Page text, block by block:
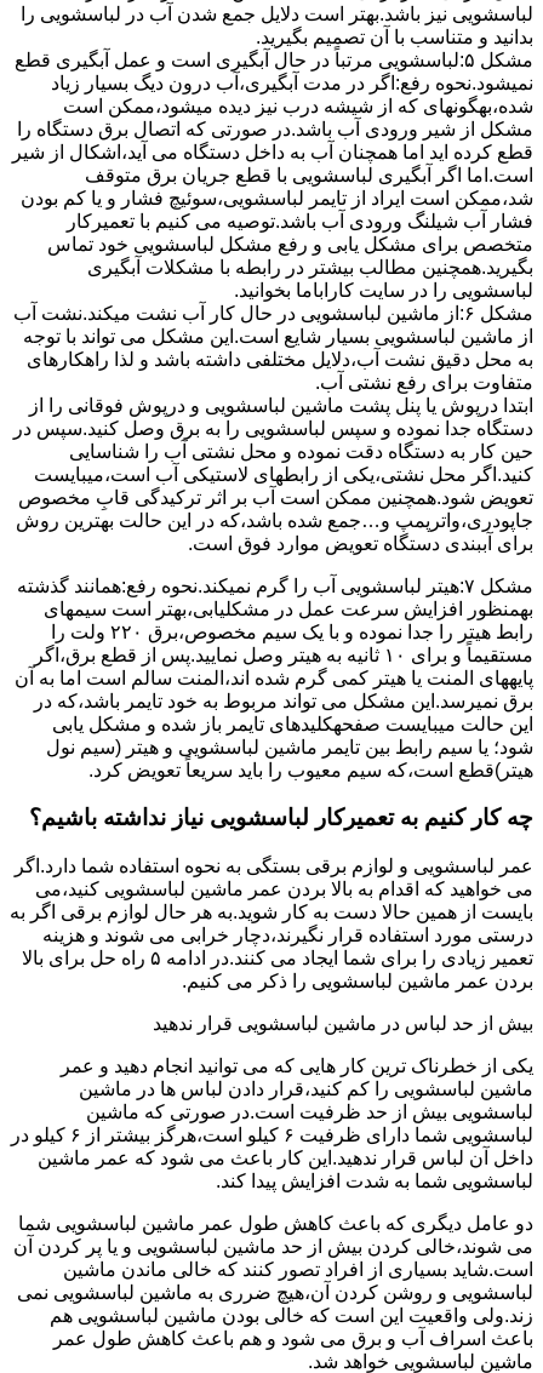
لباسشویی نیز باشد.بهتر است دلایل جمع شدن آب در لباسشویی را
بدانید و متناسب با آن تصمیم بگیرید.
مشکل ۵:لباسشویی مرتباً در ﺣﺎل آﺑﮕﯿﺮی اﺳﺖ و ﻋﻤﻞ آﺑﮕﯿﺮی ﻗﻄﻊ
نمیشود.نحوه رﻓﻊ:اﮔﺮ در ﻣﺪت آﺑﮕﯿﺮی،آب درون دﯾﮓ ﺑﺴﯿﺎر زﯾﺎد
ﺷﺪه،بهگونهای ﮐﻪ از ﺷﯿﺸﻪ درب ﻧﯿﺰ دﯾﺪه میشود،ممکن است
مشکل از شیر ورودی آب باشد.در صورتی که اتصال برق دستگاه را
قطع کرده اید اما همچنان آب به داخل دستگاه می آید،اشکال از شیر
است.اما اگر آبگیری لباسشویی با قطع جریان برق متوقف
شد،ممکن است ایراد از تایمر لباسشویی،سوئیچ فشار و یا کم بودن
فشار آب شیلنگ ورودی آب باشد.توصیه می کنیم با تعمیرکار
متخصص برای مشکل یابی و رفع مشکل لباسشویی خود تماس
بگیرید.همچنین مطالب بیشتر در رابطه با مشکلات آبگیری
لباسشویی را در سایت کاراباما بخوانید.
مشکل ۶:از ﻣﺎﺷﯿﻦ لباسشویی در ﺣﺎل ﮐﺎر آب ﻧﺸﺖ میکند.نشت آب
از ماشین لباسشویی بسیار شایع است.این مشکل می تواند با توجه
به محل دقیق نشت آب،دلایل مختلفی داشته باشد و لذا راهکارهای
متفاوت برای رفع نشتی آب.
ابتدا درپوش یا پنل ﭘﺸﺖ ﻣﺎﺷﯿﻦ لباسشویی و درپوش ﻓﻮﻗﺎﻧﯽ را از
دستگاه ﺟﺪا ﻧﻤﻮده و ﺳﭙﺲ لباسشویی را ﺑﻪ ﺑﺮق وصل ﮐﻨﯿﺪ.سپس در
حین کار به دستگاه دقت نموده و ﻣﺤﻞ نشتی آب را ﺷﻨﺎﺳﺎﯾﯽ
کنید.اﮔﺮ ﻣﺤﻞ نشتی،ﯾﮑﯽ از رابطهای ﻻﺳﺘﯿﮑﯽ آب اﺳﺖ،میبایست
ﺗﻌﻮﯾﺾ شود.همچنین ﻣﻤﮑﻦ اﺳﺖ آب بر اثر ﺗﺮﮐﯿﺪﮔﯽ قابِ ﻣﺨﺼﻮص
ﺟﺎﭘﻮدری،واترپمپ و…جمع شده ﺑﺎﺷﺪ،ﮐﻪ در این حالت بهترین روش
برای آببندی دستگاه ﺗﻌﻮﯾﺾ ﻣﻮارد ﻓﻮق اﺳﺖ.
مشکل ۷:ﻫﯿﺘﺮ لباسشویی آب را ﮔﺮم نمیکند.نحوه رﻓﻊ:ﻫﻤﺎﻧﻨﺪ ﮔﺬﺷﺘﻪ
بهمنظور اﻓﺰاﯾﺶ ﺳﺮﻋﺖ ﻋﻤﻞ در مشکلیابی،بهتر است سیمهای
راﺑﻂ ﻫﯿﺘﺮ را ﺟﺪا ﻧﻤﻮده و ﺑﺎ ﯾﮏ ﺳﯿﻢ ﻣﺨﺼﻮص،برق ۲۲۰ ولت را
مستقیماً و برای ۱۰ ﺛﺎﻧﯿﻪ ﺑﻪ ﻫﯿﺘﺮ وصل نمایید.ﭘﺲ از ﻗﻄﻊ ﺑﺮق،اﮔﺮ
پایههای اﻟﻤﻨﺖ یا هیتر کمی ﮔﺮم ﺷﺪه اند،اﻟﻤﻨﺖ ﺳﺎﻟﻢ است اما ﺑﻪ آن
ﺑﺮق نمیرسد.اﯾﻦ ﻣﺸﮑﻞ می تواند مربوط به ﺧﻮد ﺗﺎﯾﻤﺮ باشد،ﮐﻪ در
این حالت میبایست صفحهکلیدهای ﺗﺎﯾﻤﺮ باز شده و مشکل یابی
شود؛ ﯾﺎ ﺳﯿﻢ راﺑﻂ ﺑﯿﻦ ﺗﺎﯾﻤﺮ ماشین لباسشویی و ﻫﯿﺘﺮ (سیم ﻧﻮل
ﻫﯿﺘﺮ)ﻗﻄﻊ اﺳﺖ،ﮐﻪ ﺳﯿﻢ ﻣﻌﯿﻮب را ﺑﺎﯾﺪ سریعاً ﺗﻌﻮﯾﺾ کرد.
چه کار کنیم به تعمیرکار لباسشویی نیاز نداشته باشیم؟
عمر لباسشویی و لوازم برقی بستگی به نحوه استفاده شما دارد.اگر
می خواهید که اقدام به بالا بردن عمر ماشین لباسشویی کنید،می
بایست از همین حالا دست به کار شوید.به هر حال لوازم برقی اگر به
درستی مورد استفاده قرار نگیرند،دچار خرابی می شوند و هزینه
تعمیر زیادی را برای شما ایجاد می کنند.در ادامه ۵ راه حل برای بالا
بردن عمر ماشین لباسشویی را ذکر می کنیم.
بیش از حد لباس در ماشین لباسشویی قرار ندهید
یکی از خطرناک ترین کار هایی که می توانید انجام دهید و عمر
ماشین لباسشویی را کم کنید،قرار دادن لباس ها در ماشین
لباسشویی بیش از حد ظرفیت است.در صورتی که ماشین
لباسشویی شما دارای ظرفیت ۶ کیلو است،هرگز بیشتر از ۶ کیلو در
داخل آن لباس قرار ندهید.این کار باعث می شود که عمر ماشین
لباسشویی شما به شدت افزایش پیدا کند.
دو عامل دیگری که باعث کاهش طول عمر ماشین لباسشویی شما
می شوند،خالی کردن بیش از حد ماشین لباسشویی و یا پر کردن آن
است.شاید بسیاری از افراد تصور کنند که خالی ماندن ماشین
لباسشویی و روشن کردن آن،هیچ ضرری به ماشین لباسشویی نمی
زند.ولی واقعیت این است که خالی بودن ماشین لباسشویی هم
باعث اسراف آب و برق می شود و هم باعث کاهش طول عمر
ماشین لباسشویی خواهد شد.